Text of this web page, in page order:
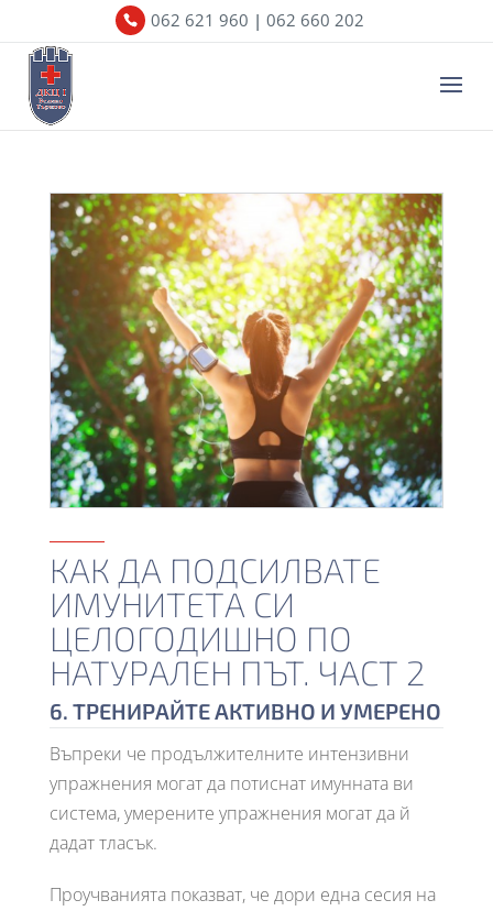
062 621 960 | 062 660 202
КАК ДА ПОДСИЛВАТЕ
ИМУНИТЕТА СИ
ЦЕЛОГОДИШНО ПО
НАТУРАЛЕН ПЪТ. ЧАСТ 2
6. ТРЕНИРАЙТЕ АКТИВНО И УМЕРЕНО
Въпреки че продължителните интензивни
упражнения могат да потиснат имунната ви
система, умерените упражнения могат да й
дадат тласък.
Проучванията показват, че дори една сесия на